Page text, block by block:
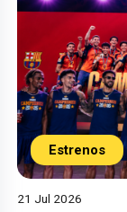
Estrenos
21 Jul 2026